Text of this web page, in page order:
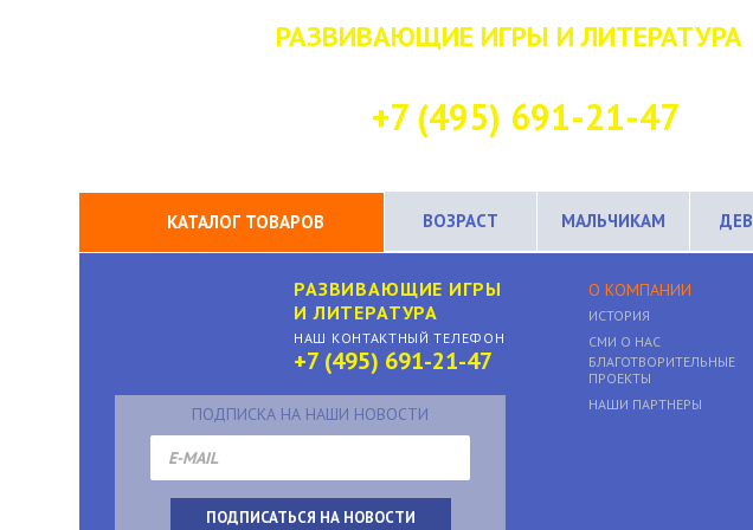
РАЗВИВАЮЩИЕ ИГРЫ И ЛИТЕРАТУРА
+7 (495) 691-21-47
КАТАЛОГ ТОВАРОВ ВОЗРАСТ МАЛЬЧИКАМ
РАЗВИВАЮЩИЕ ИГРЫ
И ЛИТЕРАТУРА
НАШ КОНТАКТНЫЙ ТЕЛЕФОН
+7 (495) 691-21-47
ПОДПИСКА НА НАШИ НОВОСТИ
О КОМПАНИИ
ИСТОРИЯ
СМИ О НАС
БЛАГОТВОРИТЕЛЬНЫЕ
ПРОЕКТЫ
НАШИ ПАРТНЕРЫ